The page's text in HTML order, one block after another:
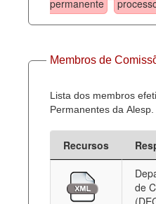
permanente
Membros de
Lista dos membros
Permanentes da Alesp.
Recursos
de